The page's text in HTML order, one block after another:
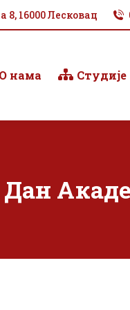
8, 16000 Лесковац
О нама Студије
Дан